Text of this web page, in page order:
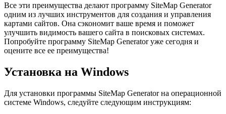
Все эти преимущества делают программу SiteMap Generator
одним из лучших инструментов для создания и управления
картами сайтов. Она сэкономит ваше время и поможет
улучшить видимость вашего сайта в поисковых системах.
Попробуйте программу SiteMap Generator уже сегодня и
оцените все ее преимущества!
Установка на Windows
Для установки программы SiteMap Generator на операционной
системе Windows, следуйте следующим инструкциям: